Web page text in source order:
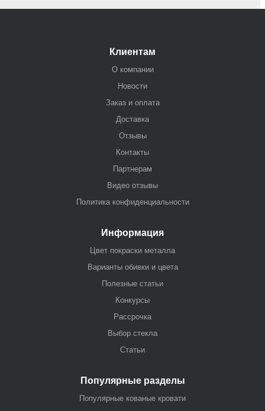
Клиентам
О компании
Новости
Заказ и оплата
Доставка
Отзывы
Контакты
Партнерам
Видео отзывы
Политика конфиденциальности
Информация
Цвет покраски металла
Варианты обивки и цвета
Полезные статьи
Конкурсы
Рассрочка
Выбор стекла
Статьи
Популярные разделы
Популярные кованые кровати